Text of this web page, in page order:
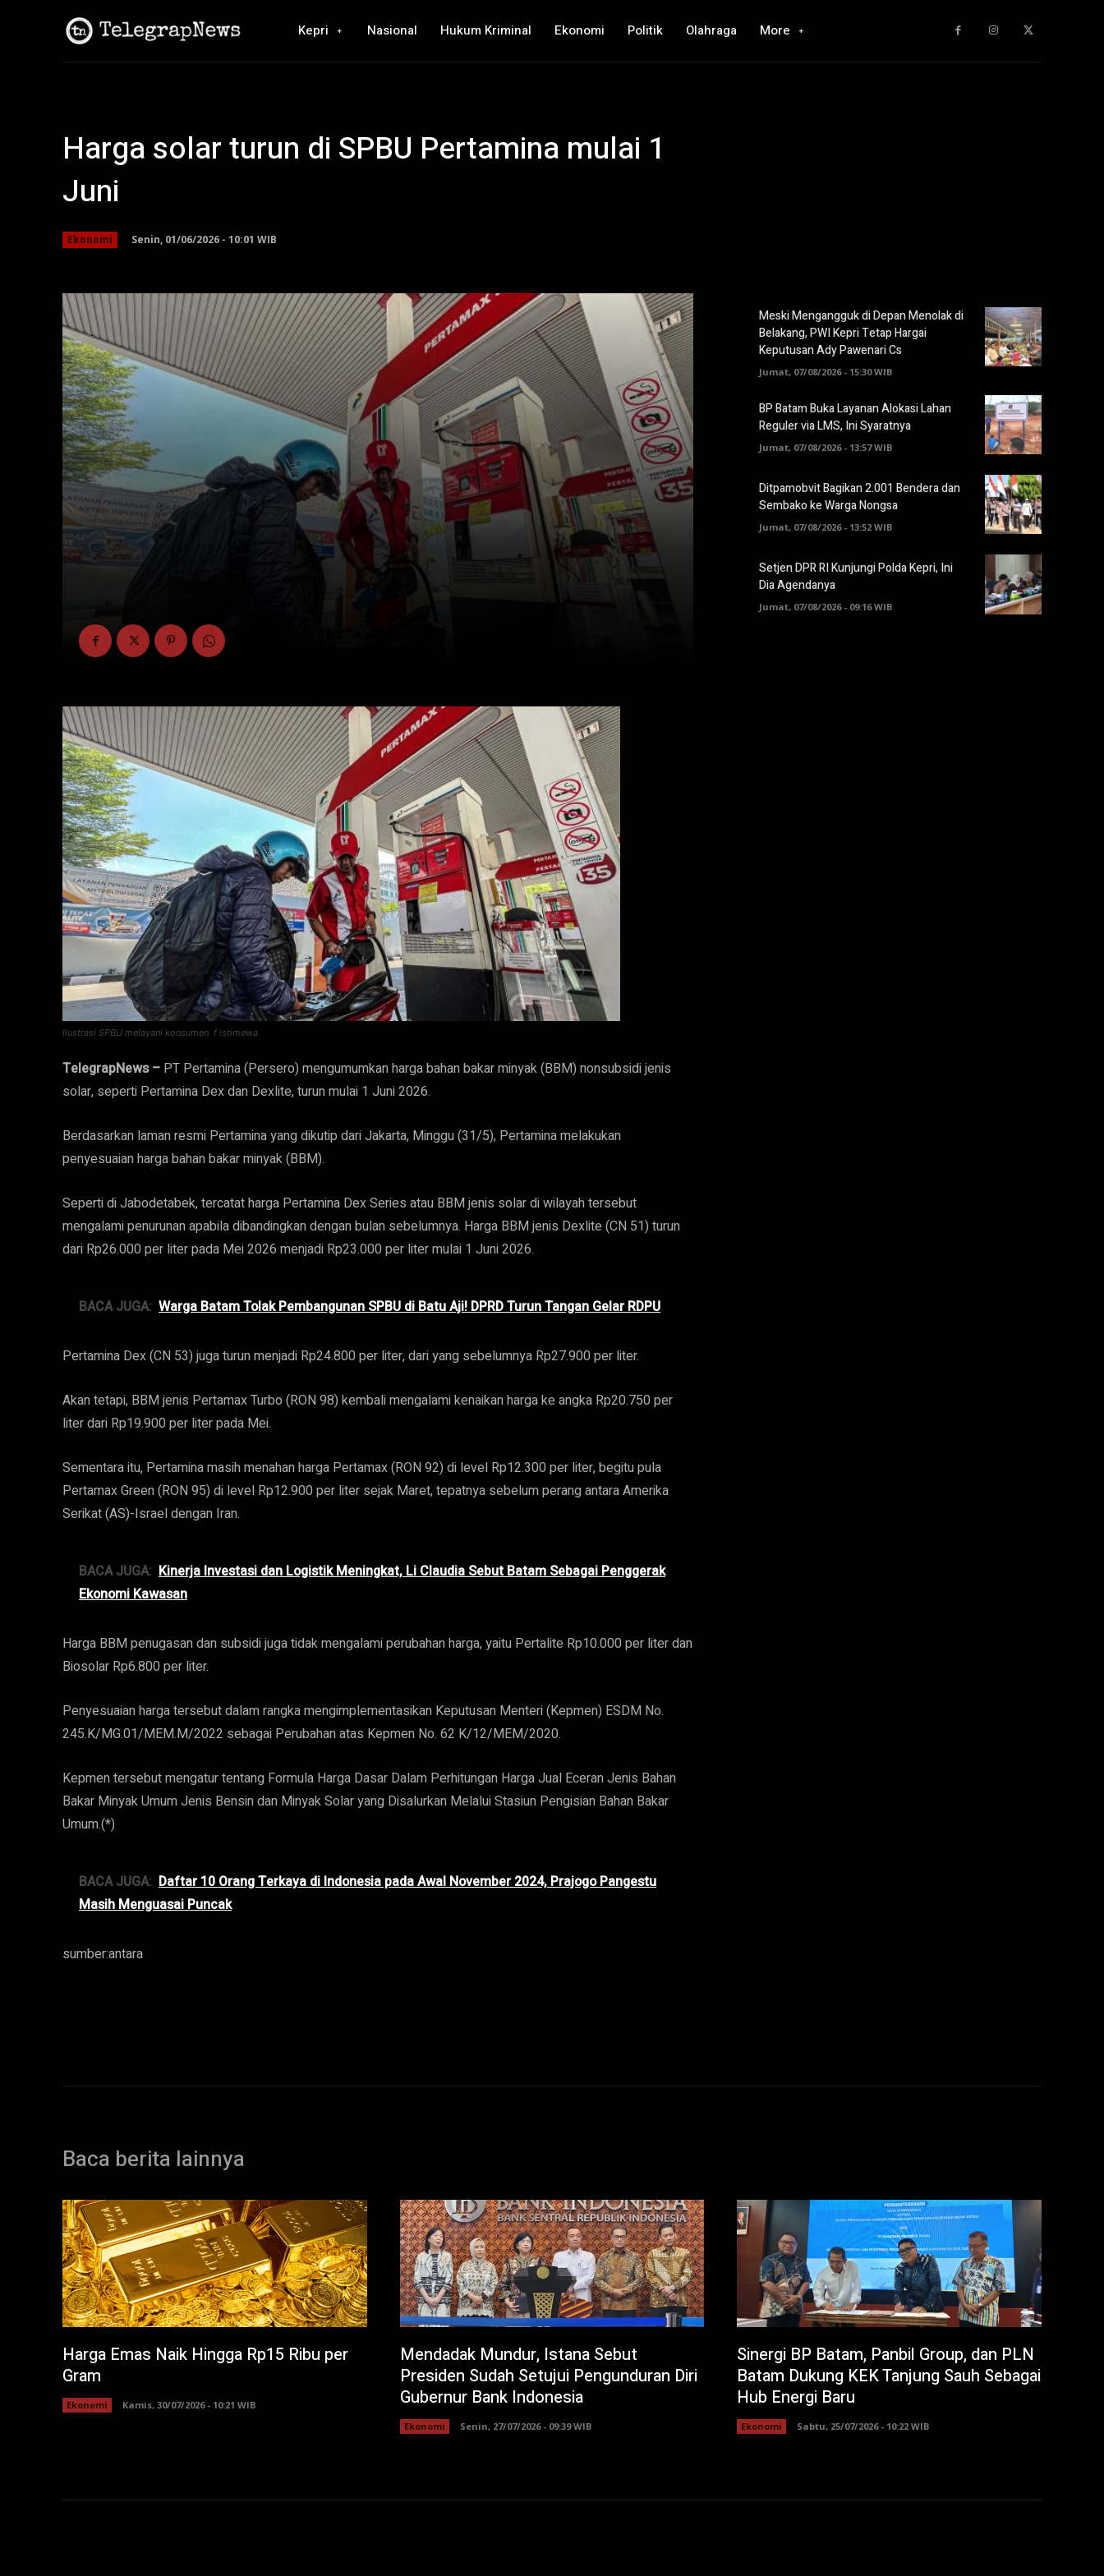
Kepri Nasional Hukum Kriminal Ekonomi Politik Olahraga More
Harga solar turun di SPBU Pertamina mulai 1
Juni
Ekonomi Senin, 01/06/2026 - 10:01 WIB
Ilustrasi SPBU melayani konsumen. f istimewa
TelegrapNews – PT Pertamina (Persero) mengumumkan harga bahan bakar minyak (BBM) nonsubsidi jenis
solar, seperti Pertamina Dex dan Dexlite, turun mulai 1 Juni 2026.
Berdasarkan laman resmi Pertamina yang dikutip dari Jakarta, Minggu (31/5), Pertamina melakukan
penyesuaian harga bahan bakar minyak (BBM).
Seperti di Jabodetabek, tercatat harga Pertamina Dex Series atau BBM jenis solar di wilayah tersebut
mengalami penurunan apabila dibandingkan dengan bulan sebelumnya. Harga BBM jenis Dexlite (CN 51) turun
dari Rp26.000 per liter pada Mei 2026 menjadi Rp23.000 per liter mulai 1 Juni 2026.
BACA JUGA: Warga Batam Tolak Pembangunan SPBU di Batu Aji! DPRD Turun Tangan Gelar RDPU
Pertamina Dex (CN 53) juga turun menjadi Rp24.800 per liter, dari yang sebelumnya Rp27.900 per liter.
Akan tetapi, BBM jenis Pertamax Turbo (RON 98) kembali mengalami kenaikan harga ke angka Rp20.750 per
liter dari Rp19.900 per liter pada Mei.
Sementara itu, Pertamina masih menahan harga Pertamax (RON 92) di level Rp12.300 per liter, begitu pula
Pertamax Green (RON 95) di level Rp12.900 per liter sejak Maret, tepatnya sebelum perang antara Amerika
Serikat (AS)-Israel dengan Iran.
BACA JUGA: Kinerja Investasi dan Logistik Meningkat, Li Claudia Sebut Batam Sebagai Penggerak
Ekonomi Kawasan
Harga BBM penugasan dan subsidi juga tidak mengalami perubahan harga, yaitu Pertalite Rp10.000 per liter dan
Biosolar Rp6.800 per liter.
Penyesuaian harga tersebut dalam rangka mengimplementasikan Keputusan Menteri (Kepmen) ESDM No.
245.K/MG.01/MEM.M/2022 sebagai Perubahan atas Kepmen No. 62 K/12/MEM/2020.
Kepmen tersebut mengatur tentang Formula Harga Dasar Dalam Perhitungan Harga Jual Eceran Jenis Bahan
Bakar Minyak Umum Jenis Bensin dan Minyak Solar yang Disalurkan Melalui Stasiun Pengisian Bahan Bakar
Umum.(*)
BACA JUGA: Daftar 10 Orang Terkaya di Indonesia pada Awal November 2024, Prajogo Pangestu
Masih Menguasai Puncak
sumber:antara
Meski Mengangguk di Depan Menolak di
Belakang, PWI Kepri Tetap Hargai
Keputusan Ady Pawenari Cs
Jumat, 07/08/2026 - 15:30 WIB
BP Batam Buka Layanan Alokasi Lahan
Reguler via LMS, Ini Syaratnya
Jumat, 07/08/2026 - 13:57 WIB
Ditpamobvit Bagikan 2.001 Bendera dan
Sembako ke Warga Nongsa
Jumat, 07/08/2026 - 13:52 WIB
Setjen DPR RI Kunjungi Polda Kepri, Ini
Dia Agendanya
Jumat, 07/08/2026 - 09:16 WIB
Baca berita lainnya
Harga Emas Naik Hingga Rp15 Ribu per
Gram
Ekonomi Kamis, 30/07/2026 - 10:21 WIB
Mendadak Mundur, Istana Sebut
Presiden Sudah Setujui Pengunduran Diri
Gubernur Bank Indonesia
Ekonomi Senin, 27/07/2026 - 09:39 WIB
Sinergi BP Batam, Panbil Group, dan PLN
Batam Dukung KEK Tanjung Sauh Sebagai
Hub Energi Baru
Ekonomi Sabtu, 25/07/2026 - 10:22 WIB